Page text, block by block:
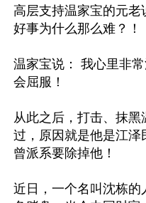
高层支持温家宝的元
好事为什么那么难？！
温家宝说： 我心里非
会屈服！
从此之后，打击、抹
过，原因就是他是江
曾派系要除掉他！
近日，一个名叫沈栋